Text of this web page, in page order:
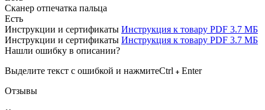
Сканер отпечатка пальца
Есть
Инструкции и сертификаты Инструкция к товару PDF 3.7 МБ
Инструкции и сертификаты Инструкция к товару PDF 3.7 МБ
Нашли ошибку в описании?
Выделите текст с ошибкой и нажмитеCtrl
Enter
Отзывы